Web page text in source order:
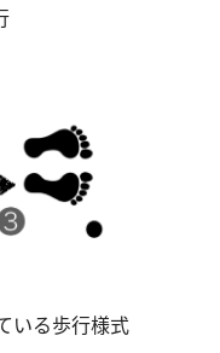
いる歩行様式